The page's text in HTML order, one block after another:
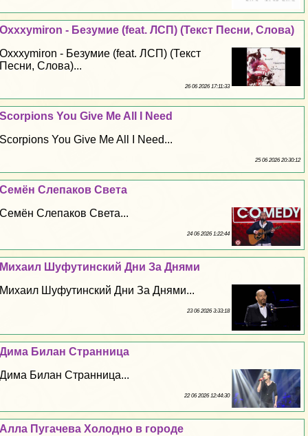
Oxxxymiron - Безумие (feat. ЛСП) (Текст Песни, Слова)
Oxxxymiron - Безумие (feat. ЛСП) (Текст
Песни, Слова)...
26 06 2026 17:11:33
Scorpions You Give Me All I Need
Scorpions You Give Me All I Need...
25 06 2026 20:30:12
Семён Слепаков Света
Семён Слепаков Света...
24 06 2026 1:22:44
Михаил Шуфутинский Дни За Днями
Михаил Шуфутинский Дни За Днями...
23 06 2026 3:33:18
Дима Билан Странница
Дима Билан Странница...
22 06 2026 12:44:30
Алла Пугачева Холодно в городе